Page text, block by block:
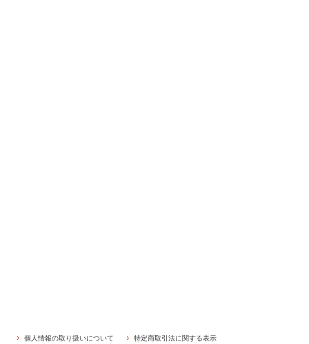
個人情報の取り扱いについて 特定商取引法に関する表示